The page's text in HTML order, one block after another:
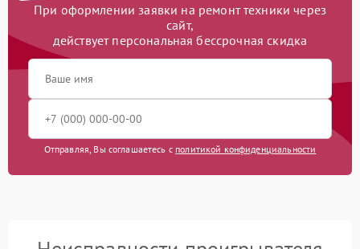
При оформлении заявки на ремонт техники через
сайт,
действует персональная бессрочная скидка
Отправляя, Вы соглашаетесь с политикой конфиденциальности